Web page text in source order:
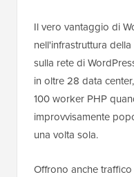
Il vero vantaggio di
nell'infrastruttura
sulla rete di
in oltre 28 data
100 worker PHP
improvvisamente
una volta sola.
Offrono anche